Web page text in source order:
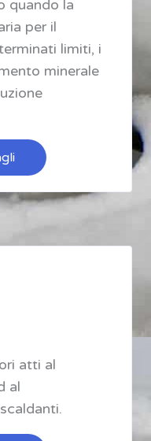
quando la
per il
limiti, i
minerale
atti al
al